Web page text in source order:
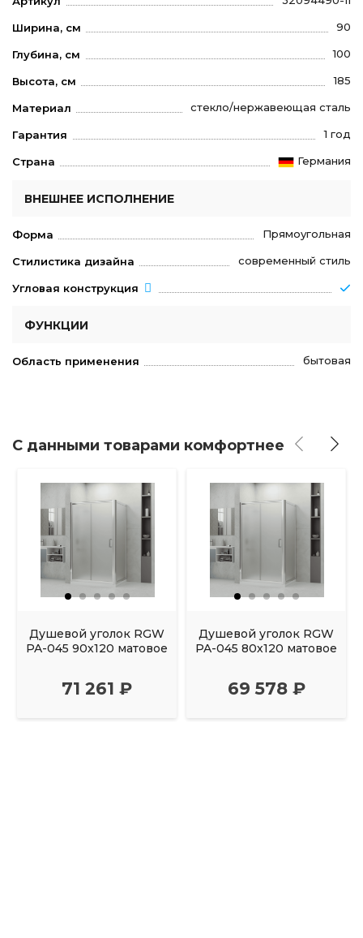
Ширина, см 90
Глубина, см 100
Высота, см 185
Материал стекло/нержавеющая сталь
Гарантия 1 год
Страна Германия
ВНЕШНЕЕ ИСПОЛНЕНИЕ
Форма Прямоугольная
Стилистика дизайна современный стиль
Угловая конструкция
ФУНКЦИИ
Область применения бытовая
С данными товарами комфортнее
Душевой уголок RGW
PA-045 90х120 матовое
71 261 ₽
Душевой уголок RGW
PA-045 80х120 матовое
69 578 ₽